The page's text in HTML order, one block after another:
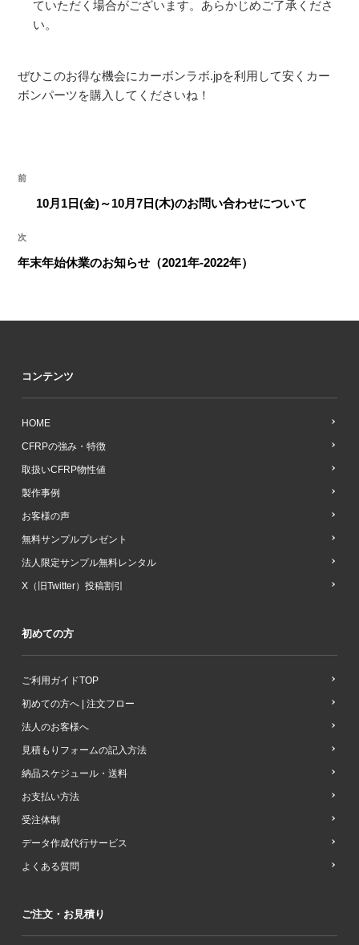
ていただく場合がございます。あらかじめご了承くださ
い。
ぜひこのお得な機会にカーボンラボ.jpを利用して安くカー
ボンパーツを購入してくださいね！
ビ
ー
前
稿
前
10月1日(金)～10月7日(木)のお問い合わせについて
次
の
次
年末年始休業のお知らせ（2021年-2022年）
コンテンツ
HOME
CFRPの強み・特徴
取扱いCFRP物性値
製作事例
お客様の声
無料サンプルプレゼント
法人限定サンプル無料レンタル
X（旧Twitter）投稿割引
初めての方
ご利用ガイドTOP
初めての方へ | 注文フロー
法人のお客様へ
見積もりフォームの記入方法
納品スケジュール・送料
お支払い方法
受注体制
データ作成代行サービス
よくある質問
ご注文・お見積り